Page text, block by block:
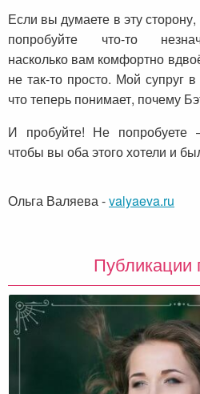
Если вы думаете в эту сторону,
попробуйте что-то
насколько вам комфортно
не так-то просто. Мой супруг
что теперь понимает, почему
И пробуйте! Не попробуете
чтобы вы оба этого хотели и
Ольга Валяева-valyaeva.ru
Публикации